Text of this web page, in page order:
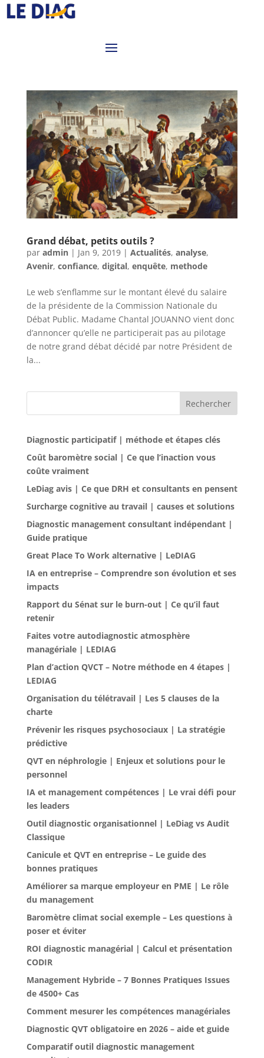
Grand débat, petits outils ?
par admin| Jan 9, 2019| Actualités, analyse,
Avenir, confiance, digital, enquête, methode
Le web s’enflamme sur le montant élevé du salaire
de la présidente de la Commission Nationale du
Débat Public. Madame Chantal JOUANNO vient donc
d’annoncer qu’elle ne participerait pas au pilotage
de notre grand débat décidé par notre Président de
la...
Rechercher
Diagnostic participatif | méthode et étapes clés
Coût baromètre social | Ce que l’inaction vous
coûte vraiment
LeDiag avis | Ce que DRH et consultants en pensent
Surcharge cognitive au travail | causes et solutions
Diagnostic management consultant indépendant |
Guide pratique
Great Place To Work alternative | LeDIAG
IA en entreprise – Comprendre son évolution et ses
impacts
Rapport du Sénat sur le burn-out | Ce qu’il faut
retenir
Faites votre autodiagnostic atmosphère
managériale | LEDIAG
Plan d’action QVCT – Notre méthode en 4 étapes |
LEDIAG
Organisation du télétravail | Les 5 clauses de la
charte
Prévenir les risques psychosociaux | La stratégie
prédictive
QVT en néphrologie | Enjeux et solutions pour le
personnel
IA et management compétences | Le vrai défi pour
les leaders
Outil diagnostic organisationnel | LeDiag vs Audit
Classique
Canicule et QVT en entreprise – Le guide des
bonnes pratiques
Améliorer sa marque employeur en PME | Le rôle
du management
Baromètre climat social exemple – Les questions à
poser et éviter
ROI diagnostic managérial | Calcul et présentation
CODIR
Management Hybride – 7 Bonnes Pratiques Issues
de 4500+ Cas
Comment mesurer les compétences managériales
Diagnostic QVT obligatoire en 2026 – aide et guide
Comparatif outil diagnostic management